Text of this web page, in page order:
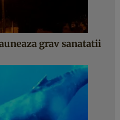
grav sanatatii